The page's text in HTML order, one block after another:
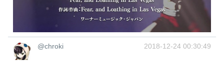
@chroki 2018-12-24 00:30:49